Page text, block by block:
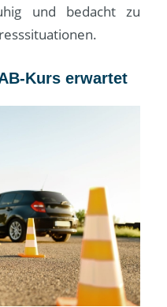
und bedacht zu
Kurs erwartet